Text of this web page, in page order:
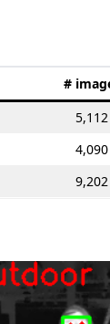
#
5,112
4,090
9,202